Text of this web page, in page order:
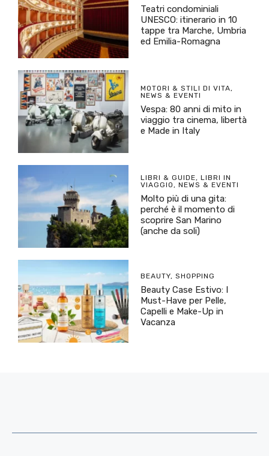
Teatri condominiali
UNESCO: itinerario in 10
tappe tra Marche, Umbria
ed Emilia-Romagna
MOTORI & STILI DI VITA,
NEWS & EVENTI
Vespa: 80 anni di mito in
viaggio tra cinema, libertà
e Made in Italy
LIBRI & GUIDE, LIBRI IN
VIAGGIO , NEWS & EVENTI
Molto più di una gita:
perché è il momento di
scoprire San Marino
(anche da soli)
BEAUTY, SHOPPING
Beauty Case Estivo: I
Must-Have per Pelle,
Capelli e Make-Up in
Vacanza